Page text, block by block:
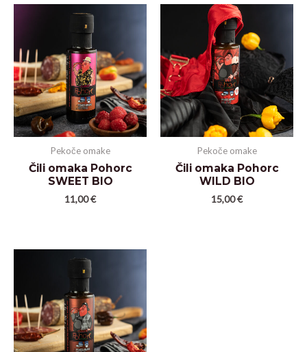
Pekoče omake
Čili omaka Pohorc
SWEET BIO
11,00€
Pekoče omake
Čili omaka Pohorc
WILD BIO
15,00€